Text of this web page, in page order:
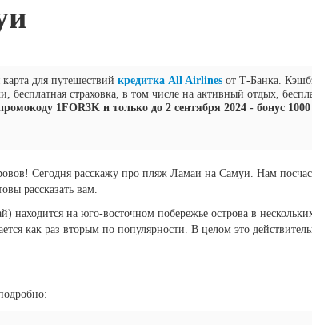
для путешествий кредитка All Airlines от Т-Банка.
бесплатная страховка, в том числе на активный отдых,
1FOR3K и только до 2 сентября 2024 - бонус
Сегодня расскажу про пляж Ламаи на Самуи. Нам
рассказать вам.
на юго-восточном побережье острова в
как раз вторым по популярности. В целом это